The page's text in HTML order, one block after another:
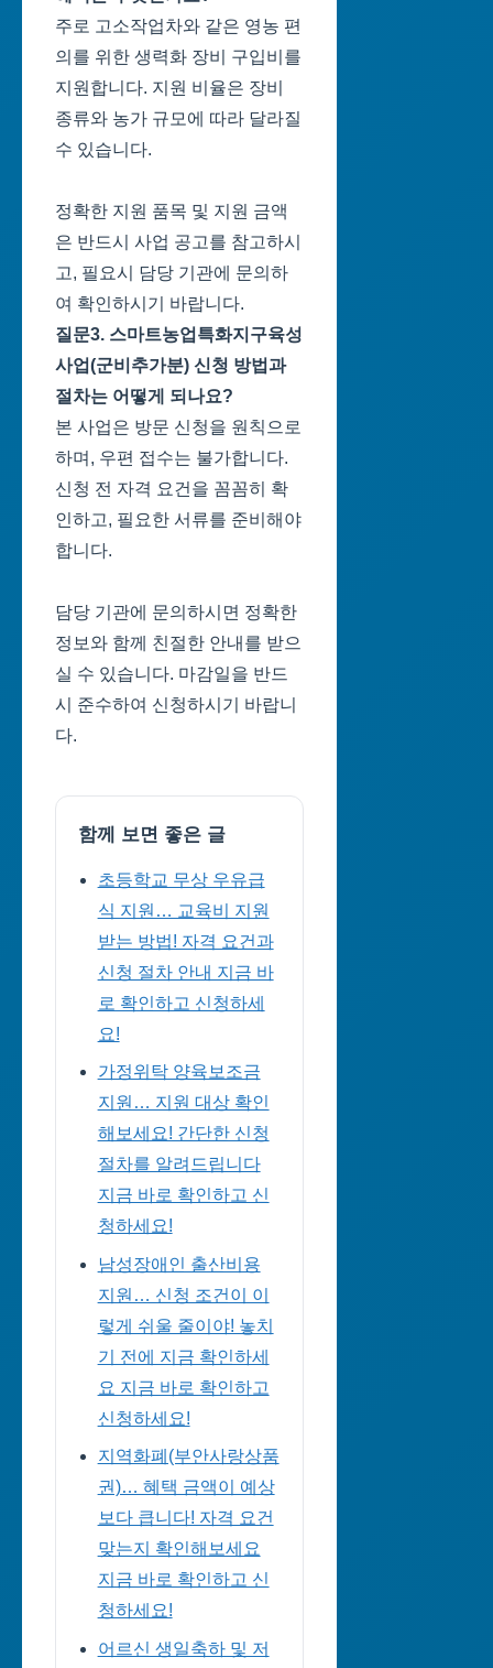
주로 고소작업차와 같은 영농 편
의를 위한 생력화 장비 구입비를
지원합니다. 지원 비율은 장비
종류와 농가 규모에 따라 달라질
수 있습니다.
정확한 지원 품목 및 지원 금액
은 반드시 사업 공고를 참고하시
고, 필요시 담당 기관에 문의하
여 확인하시기 바랍니다.
질문3. 스마트농업특화지구육성
사업(군비추가분) 신청 방법과
절차는 어떻게 되나요?
본 사업은 방문 신청을 원칙으로
하며, 우편 접수는 불가합니다.
신청 전 자격 요건을 꼼꼼히 확
인하고, 필요한 서류를 준비해야
합니다.
담당 기관에 문의하시면 정확한
정보와 함께 친절한 안내를 받으
실 수 있습니다. 마감일을 반드
시 준수하여 신청하시기 바랍니
다.
함께 보면 좋은 글
초등학교 무상 우유급
식 지원… 교육비 지원
받는 방법! 자격 요건과
신청 절차 안내 지금 바
로 확인하고 신청하세
요!
가정위탁 양육보조금
지원… 지원 대상 확인
해보세요! 간단한 신청
절차를 알려드립니다
지금 바로 확인하고 신
청하세요!
남성장애인 출산비용
지원… 신청 조건이 이
렇게 쉬울 줄이야! 놓치
기 전에 지금 확인하세
요 지금 바로 확인하고
신청하세요!
지역화폐(부안사랑상품
권)… 혜택 금액이 예상
보다 큽니다! 자격 요건
맞는지 확인해보세요
지금 바로 확인하고 신
청하세요!
어르신 생일축하 및 저